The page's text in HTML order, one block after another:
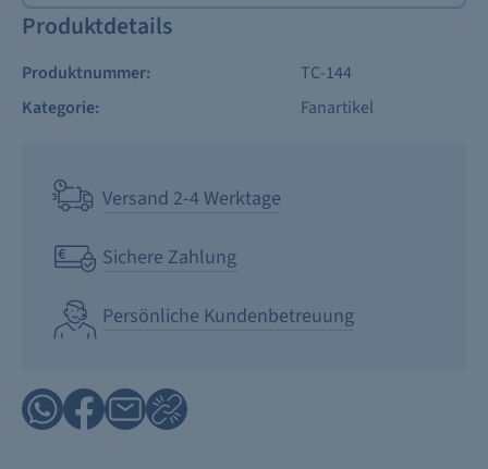
Produktdetails
Produktnummer:
TC-144
Kategorie:
Fanartikel
Versand 2-4 Werktage
Sichere Zahlung
Persönliche Kundenbetreuung